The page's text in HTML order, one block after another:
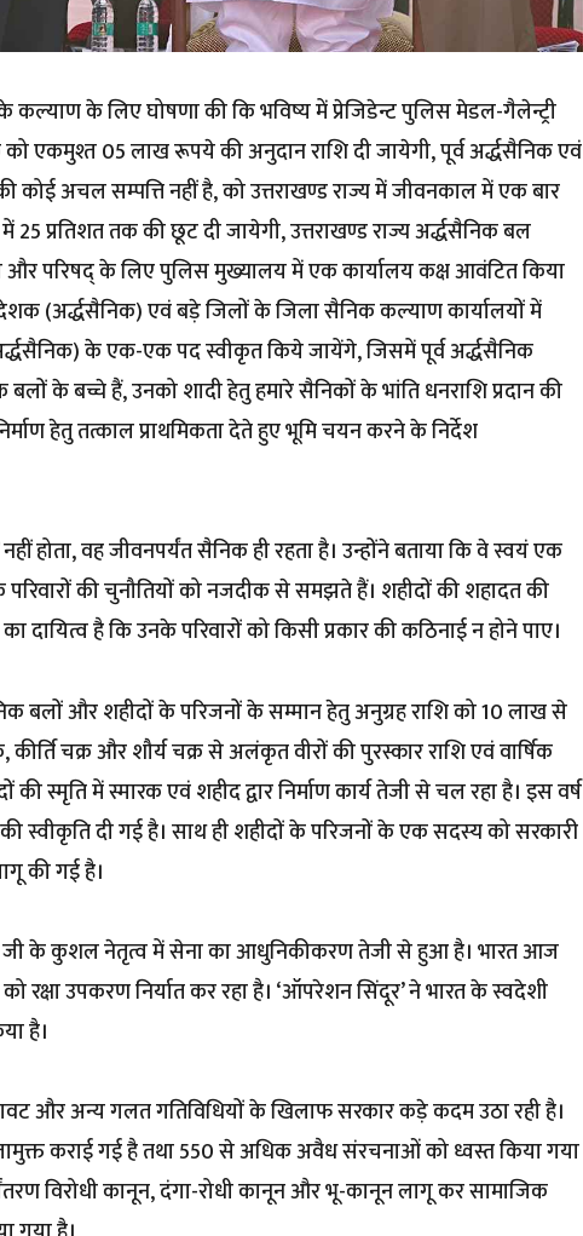
के लिए घोषणा की कि भविष्य में प्रेजिडेन्ट पुलिस मेडल-गैलेन्ट्री
एकमुश्त 05 लाख रूपये की अनुदान राशि दी जायेगी, पूर्व अर्द्धसैनिक एवं
कोई अचल सम्पत्ति नहीं है, को उत्तराखण्ड राज्य में जीवनकाल में एक बार
प्रतिशत तक की छूट दी जायेगी, उत्तराखण्ड राज्य अर्द्धसैनिक बल
और परिषद् के लिए पुलिस मुख्यालय में एक कार्यालय कक्ष आवंटित किया
(अर्द्धसैनिक) एवं बड़े जिलों के जिला सैनिक कल्याण कार्यालयों में
के एक-एक पद स्वीकृत किये जायेंगे, जिसमें पूर्व अर्द्धसैनिक
के बच्चे हैं, उनको शादी हेतु हमारे सैनिकों के भांति धनराशि प्रदान की
हेतु तत्काल प्राथमिकता देते हुए भूमि चयन करने के निर्देश
होता, वह जीवनपर्यंत सैनिक ही रहता है। उन्होंने बताया कि वे स्वयं एक
की चुनौतियों को नजदीक से समझते हैं। शहीदों की शहादत की
है कि उनके परिवारों को किसी प्रकार की कठिनाई न होने पाए।
बलों और शहीदों के परिजनों के सम्मान हेतु अनुग्रह राशि को 10 लाख से
चक्र और शौर्य चक्र से अलंकृत वीरों की पुरस्कार राशि एवं वार्षिक
की स्मृति में स्मारक एवं शहीद द्वार निर्माण कार्य तेजी से चल रहा है। इस वर्ष
स्वीकृति दी गई है। साथ ही शहीदों के परिजनों के एक सदस्य को सरकारी
की गई है।
मोदी जी के कुशल नेतृत्व में सेना का आधुनिकीकरण तेजी से हुआ है। भारत आज
रक्षा उपकरण निर्यात कर रहा है। ‘ऑपरेशन सिंदूर’ ने भारत के स्वदेशी
है।
और अन्य गलत गतिविधियों के खिलाफ सरकार कड़े कदम उठा रही है।
कराई गई है तथा 550 से अधिक अवैध संरचनाओं को ध्वस्त किया गया
विरोधी कानून, दंगा-रोधी कानून और भू-कानून लागू कर सामाजिक